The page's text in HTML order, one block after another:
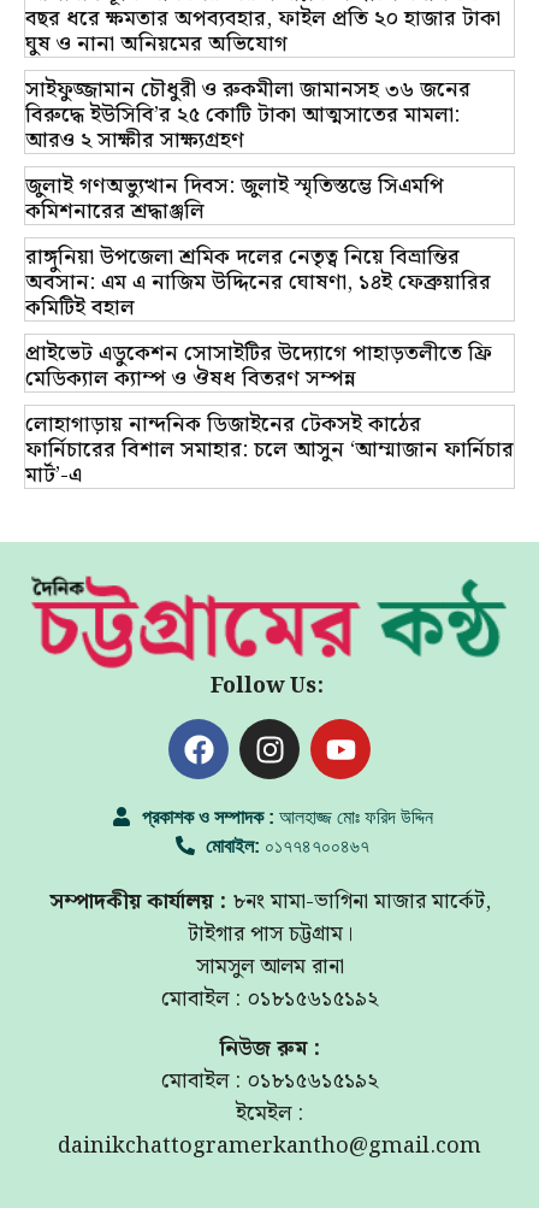
বছর ধরে ক্ষমতার অপব্যবহার, ফাইল প্রতি ২০ হাজার টাকা
ঘুষ ও নানা অনিয়মের অভিযোগ
সাইফুজ্জামান চৌধুরী ও রুকমীলা জামানসহ ৩৬ জনের
বিরুদ্ধে ইউসিবি’র ২৫ কোটি টাকা আত্মসাতের মামলা:
আরও ২ সাক্ষীর সাক্ষ্যগ্রহণ
জুলাই গণঅভ্যুত্থান দিবস: জুলাই স্মৃতিস্তম্ভে সিএমপি
কমিশনারের শ্রদ্ধাঞ্জলি
রাঙ্গুনিয়া উপজেলা শ্রমিক দলের নেতৃত্ব নিয়ে বিভ্রান্তির
অবসান: এম এ নাজিম উদ্দিনের ঘোষণা, ১৪ই ফেব্রুয়ারির
কমিটিই বহাল
প্রাইভেট এডুকেশন সোসাইটির উদ্যোগে পাহাড়তলীতে ফ্রি
মেডিক্যাল ক্যাম্প ও ঔষধ বিতরণ সম্পন্ন
লোহাগাড়ায় নান্দনিক ডিজাইনের টেকসই কাঠের
ফার্নিচারের বিশাল সমাহার: চলে আসুন ‘আম্মাজান ফার্নিচার
মার্ট’-এ
Follow Us:
প্রকাশক ও সম্পাদক : আলহাজ্জ মোঃ ফরিদ উদ্দিন
মোবাইল: ০১৭৭৪৭০০৪৬৭
সম্পাদকীয় কার্যালয় : ৮নং মামা-ভাগিনা মাজার মার্কেট,
টাইগার পাস চট্টগ্রাম।
সামসুল আলম রানা
মোবাইল : ০১৮১৫৬১৫১৯২
নিউজ রুম :
মোবাইল : ০১৮১৫৬১৫১৯২
ইমেইল :
dainikchattogramerkantho@gmail.com